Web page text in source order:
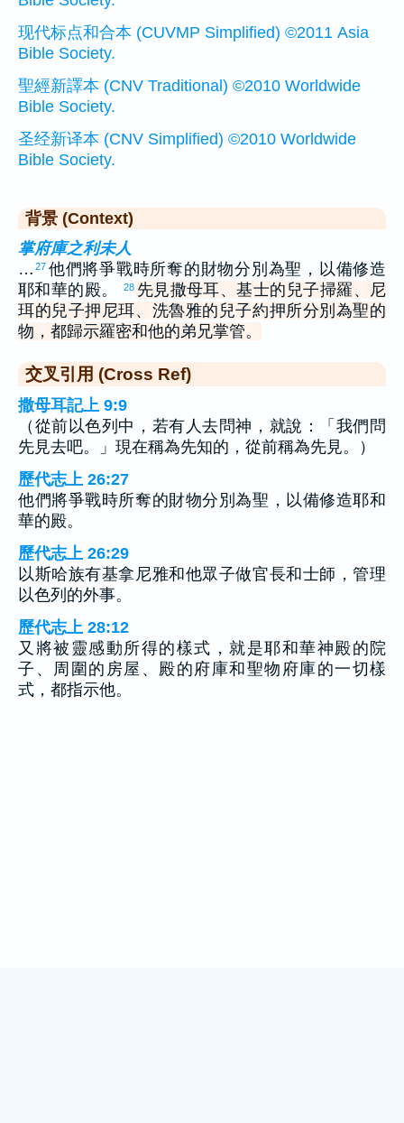
现代标点和合本 (CUVMP Simplified) ©2011 Asia
Bible Society.
聖經新譯本 (CNV Traditional) ©2010 Worldwide
Bible Society.
圣经新译本 (CNV Simplified) ©2010 Worldwide
Bible Society.
背景 (Context)
掌府庫之利未人
… 27 他們將爭戰時所奪的財物分別為聖，以備修造
耶和華的殿。
28 先見撒母耳、基士的兒子掃羅、尼
珥的兒子押尼珥、洗魯雅的兒子約押所分別為聖的
物，都歸示羅密和他的弟兄掌管。
交叉引用 (Cross Ref)
撒母耳記上 9:9
（從前以色列中，若有人去問神，就說：「我們問
先見去吧。」現在稱為先知的，從前稱為先見。）
歷代志上 26:27
他們將爭戰時所奪的財物分別為聖，以備修造耶和
華的殿。
歷代志上 26:29
以斯哈族有基拿尼雅和他眾子做官長和士師，管理
以色列的外事。
歷代志上 28:12
又將被靈感動所得的樣式，就是耶和華神殿的院
子、周圍的房屋、殿的府庫和聖物府庫的一切樣
式，都指示他。